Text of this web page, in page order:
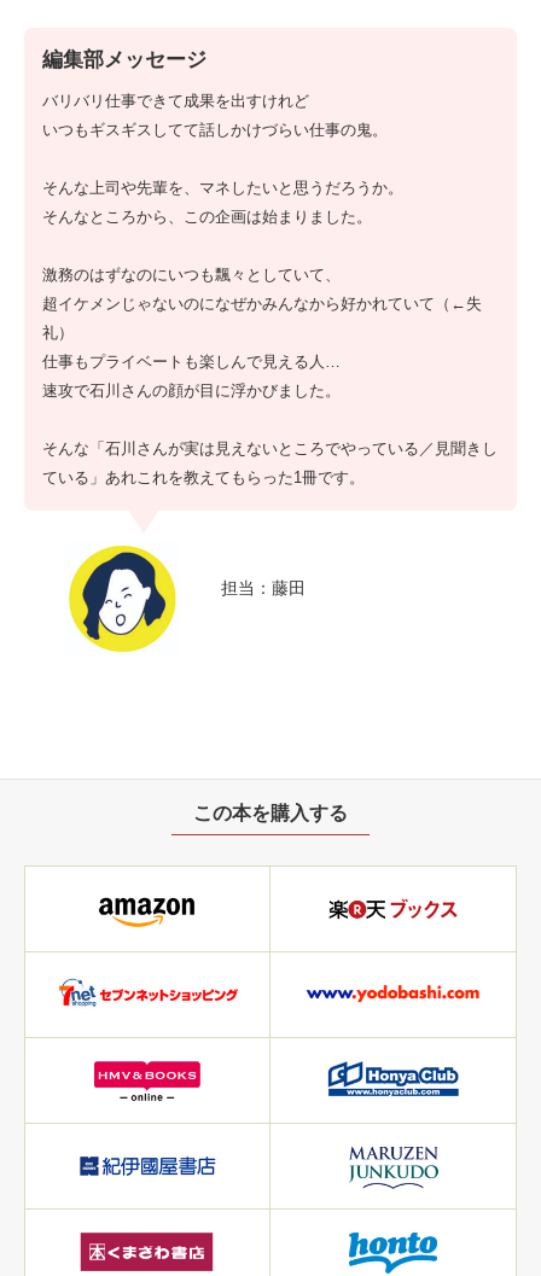
編集部メッセージ
バリバリ仕事できて成果を出すけれど
いつもギスギスしてて話しかけづらい仕事の鬼。
そんな上司や先輩を、マネしたいと思うだろうか。
そんなところから、この企画は始まりました。
激務のはずなのにいつも飄々としていて、
超イケメンじゃないのになぜかみんなから好かれていて（←失
礼）
仕事もプライベートも楽しんで見える人…
速攻で石川さんの顔が目に浮かびました。
そんな「石川さんが実は見えないところでやっている／見聞きし
ている」あれこれを教えてもらった1冊です。
担当：藤田
この本を購入する